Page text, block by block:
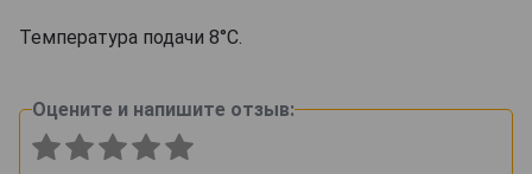
Температура подачи 8°С.
Оцените и напишите отзыв: